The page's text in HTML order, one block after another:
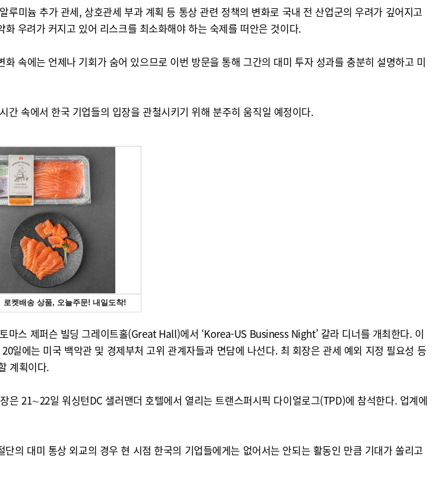
미늄 추가 관세, 상호관세 부과 계획 등 통상 관련 정책의 변화로 국내 전 산업군의 우려가 깊어지고
우려가 커지고 있어 리스크를 최소화해야 하는 숙제를 떠안은 것이다.
속에는 언제나 기회가 숨어 있으므로 이번 방문을 통해 그간의 대미 투자 성과를 충분히 설명하고 미
속에서 한국 기업들의 입장을 관철시키기 위해 분주히 움직일 예정이다.
스 제퍼슨 빌딩 그레이트홀(Great Hall)에서 ‘Korea-US Business Night’ 갈라 디너를 개최한다. 이
일에는 미국 백악관 및 경제부처 고위 관계자들과 면담에 나선다. 최 회장은 관세 예외 지정 필요성 등
계획이다.
은 21∼22일 워싱턴DC 샐러맨더 호텔에서 열리는 트랜스퍼시픽 다이얼로그(TPD)에 참석한다. 업계에
의 대미 통상 외교의 경우 현 시점 한국의 기업들에게는 없어서는 안되는 활동인 만큼 기대가 쏠리고